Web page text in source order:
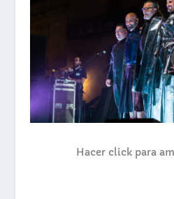
Hacer click para